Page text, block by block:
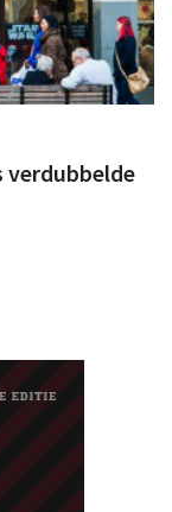
verdubbelde